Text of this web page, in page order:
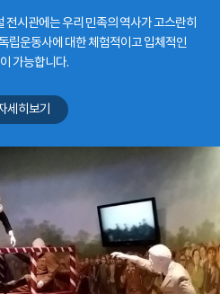
전시관에는 우리 민족의 역사가 고스란히
립운동사에 대한 체험적이고 입체적인
가능합니다.
세히보기